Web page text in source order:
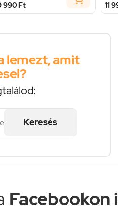
990 Ft 11
lemezt, amit
Keresés
Facebookon